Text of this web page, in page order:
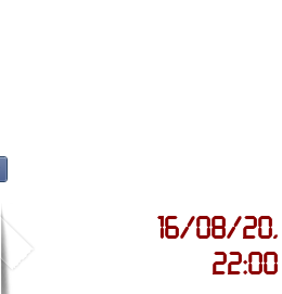
16/08/20,
22:00